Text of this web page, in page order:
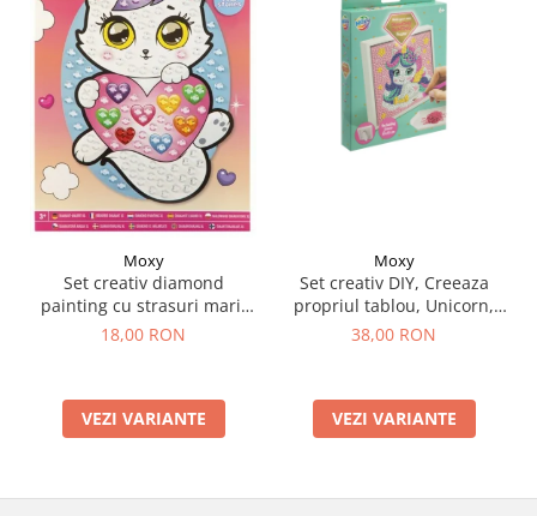
Moxy
Set creativ diamond
painting cu strasuri mari,
A5
18,00 RON
VEZI VARIANTE
Moxy
Set creativ DIY, Creeaza
propriul tablou, Unicorn,
Moxy
38,00 RON
VEZI VARIANTE